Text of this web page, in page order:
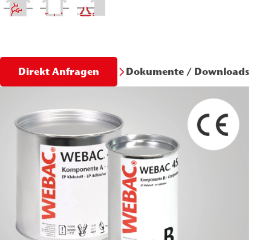
Direkt Anfragen Dokumente / Downloads